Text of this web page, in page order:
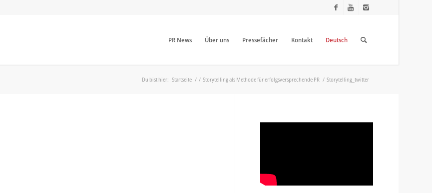
PR News Über uns Pressefächer Kontakt Deutsch
Du bist hier: Startseite / / Storytelling als Methode für erfolgsversprechende PR / Storytelling_twitter